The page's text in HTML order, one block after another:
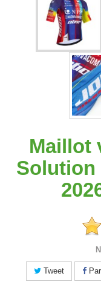
Maillot
Solution
Tweet